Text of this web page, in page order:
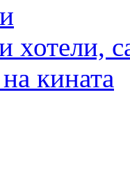
хотели,
кината